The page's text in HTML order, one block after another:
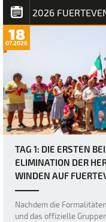
2026
18
07.2026
TAG 1: DIE ERSTEN
ELIMINATION DER
WINDEN AUF
Nachdem die
und das offizielle